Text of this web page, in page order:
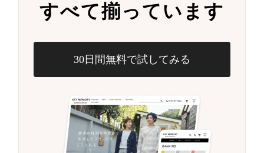
すべて揃っています
30日間無料で試してみる